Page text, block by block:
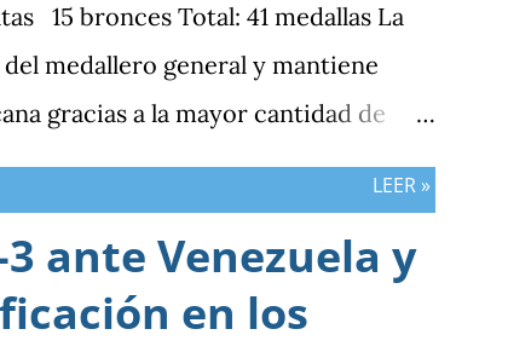
15 bronces Total: 41 medallas La
medallero general y mantiene
gracias a la mayor cantidad de
registran el mismo número de
LEER »
ante Venezuela y
en los